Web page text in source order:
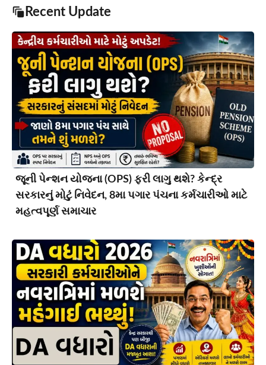
Recent Update
જૂની પેન્શન યોજના (OPS) ફરી લાગુ થશે? કેન્દ્ર
સરકારનું મોટું નિવેદન, 8મા પગાર પંચના કર્મચારીઓ માટે
મહત્વપૂર્ણ સમાચાર